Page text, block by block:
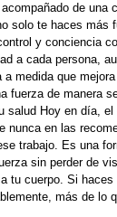
de una
solo te haces más
y conciencia
a cada persona,
medida que
fuerza de manera
salud Hoy en día, el
nunca en las
trabajo. Es una
sin perder de
tu cuerpo. Si
más de lo